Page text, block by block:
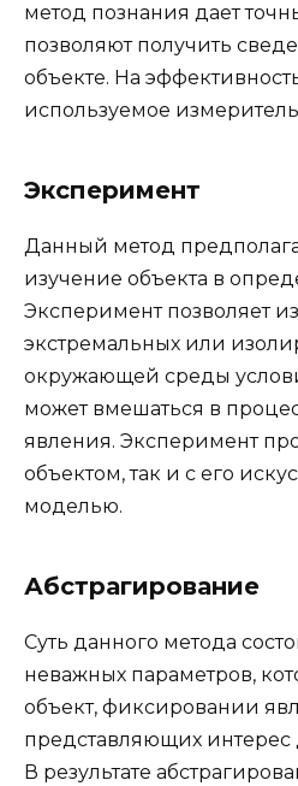
метод познания дает
позволяют получить
объекте. На
используемое
Эксперимент
Данный метод
изучение объекта в
Эксперимент позволяет
экстремальных или
окружающей среды
может вмешаться в
явления. Эксперимент
объектом, так и с его
моделью.
Абстрагирование
Суть данного метода
неважных параметров,
объект, фиксировании
представляющих интерес
В результате